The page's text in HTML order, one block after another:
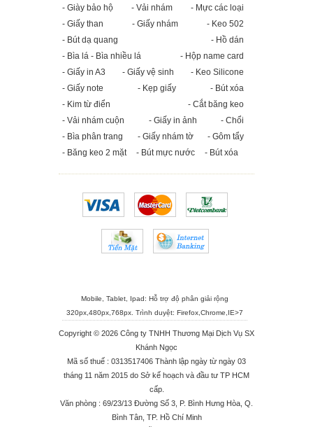
- Giày bảo hộ
- Vải nhám
- Mực các loại
- Giấy than
- Giấy nhám
- Keo 502
- Bút dạ quang
- Hồ dán
- Bìa lá - Bìa nhiều lá
- Hộp name card
- Giấy in A3
- Giấy vệ sinh
- Keo Silicone
- Giấy note
- Kẹp giấy
- Bút xóa
- Kim từ điển
- Cắt băng keo
- Vải nhám cuộn
- Giấy in ảnh
- Chổi
- Bìa phân trang
- Giấy nhám tờ
- Gôm tẩy
- Băng keo 2 mặt
- Bút mực nước - Bút xóa
Mobile, Tablet, Ipad: Hỗ trợ độ phân giải rộng
320px,480px,768px. Trình duyệt: Firefox,Chrome,IE>7
Copyright © 2026 Công ty TNHH Thương Mại Dịch Vụ SX
Khánh Ngọc
Mã số thuế : 0313517406 Thành lập ngày từ ngày 03
tháng 11 năm 2015 do Sở kế hoạch và đầu tư TP HCM
cấp.
Văn phòng : 69/23/13 Đường Số 3, P. Bình Hưng Hòa, Q.
Bình Tân, TP. Hồ Chí Minh